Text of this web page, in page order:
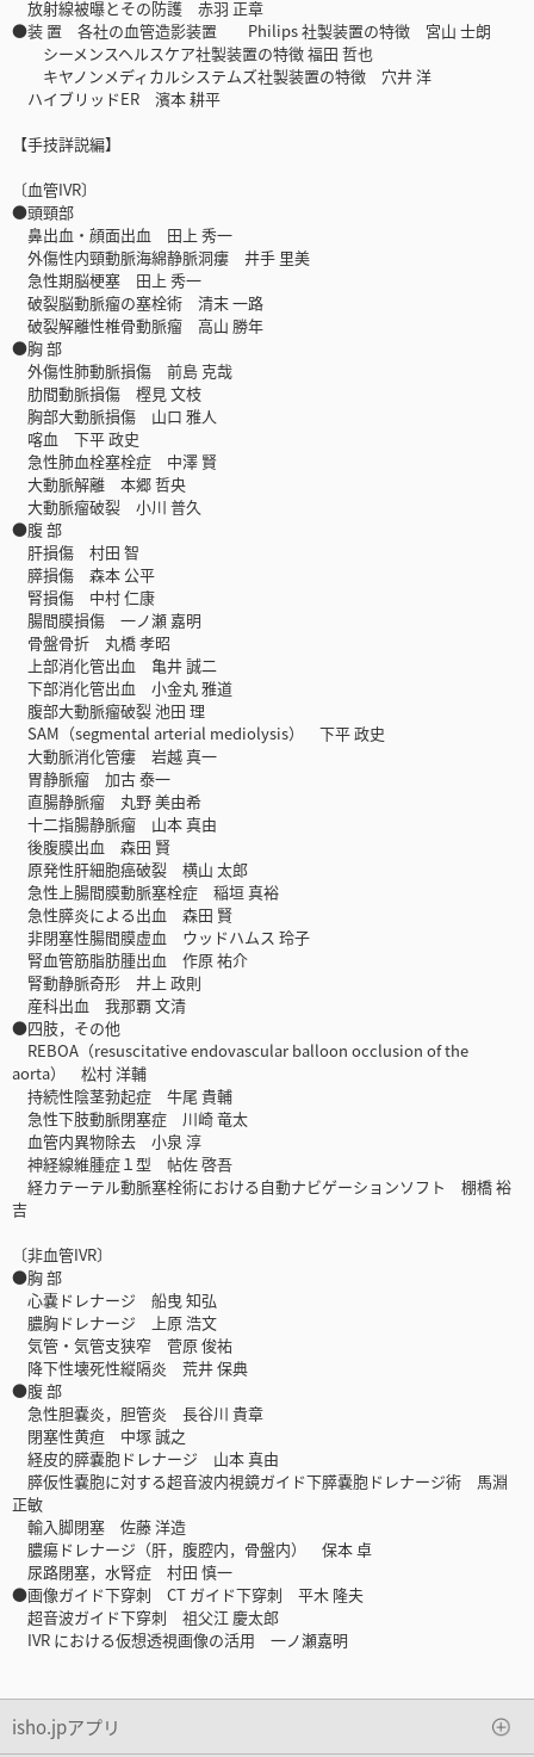
放射線被曝とその防護 赤羽 正章
●装 置 各社の血管造影装置 Philips 社製装置の特徴 宮山 士朗
シーメンスヘルスケア社製装置の特徴 福田 哲也
キヤノンメディカルシステムズ社製装置の特徴 穴井 洋
ハイブリッドER 濱本 耕平
【手技詳説編】
〔血管IVR〕
●頭頸部
鼻出血・顔面出血 田上 秀一
外傷性内頸動脈海綿静脈洞瘻 井手 里美
急性期脳梗塞 田上 秀一
破裂脳動脈瘤の塞栓術 清末 一路
破裂解離性椎骨動脈瘤 高山 勝年
●胸 部
外傷性肺動脈損傷 前島 克哉
肋間動脈損傷 樫見 文枝
胸部大動脈損傷 山口 雅人
喀血 下平 政史
急性肺血栓塞栓症 中澤 賢
大動脈解離 本郷 哲央
大動脈瘤破裂 小川 普久
●腹 部
肝損傷 村田 智
膵損傷 森本 公平
腎損傷 中村 仁康
腸間膜損傷 一ノ瀬 嘉明
骨盤骨折 丸橋 孝昭
上部消化管出血 亀井 誠二
下部消化管出血 小金丸 雅道
腹部大動脈瘤破裂 池田 理
SAM（segmental arterial mediolysis） 下平 政史
大動脈消化管瘻 岩越 真一
胃静脈瘤 加古 泰一
直腸静脈瘤 丸野 美由希
十二指腸静脈瘤 山本 真由
後腹膜出血 森田 賢
原発性肝細胞癌破裂 横山 太郎
急性上腸間膜動脈塞栓症 稲垣 真裕
急性膵炎による出血 森田 賢
非閉塞性腸間膜虚血 ウッドハムス 玲子
腎血管筋脂肪腫出血 作原 祐介
腎動静脈奇形 井上 政則
産科出血 我那覇 文清
●四肢，その他
REBOA（resuscitative endovascular balloon occlusion of the
aorta） 松村 洋輔
持続性陰茎勃起症 牛尾 貴輔
急性下肢動脈閉塞症 川崎 竜太
血管内異物除去 小泉 淳
神経線維腫症１型 帖佐 啓吾
経カテーテル動脈塞栓術における自動ナビゲーションソフト 棚橋 裕
吉
〔非血管IVR〕
●胸 部
心嚢ドレナージ 船曳 知弘
膿胸ドレナージ 上原 浩文
気管・気管支狭窄 菅原 俊祐
降下性壊死性縦隔炎 荒井 保典
●腹 部
急性胆嚢炎，胆管炎 長谷川 貴章
閉塞性黄疸 中塚 誠之
経皮的膵嚢胞ドレナージ 山本 真由
膵仮性嚢胞に対する超音波内視鏡ガイド下膵嚢胞ドレナージ術 馬淵
正敏
輸入脚閉塞 佐藤 洋造
膿瘍ドレナージ（肝，腹腔内，骨盤内） 保本 卓
尿路閉塞，水腎症 村田 慎一
●画像ガイド下穿刺 CT ガイド下穿刺 平木 隆夫
超音波ガイド下穿刺 祖父江 慶太郎
IVR における仮想透視画像の活用 一ノ瀬嘉明
isho.jpアプリ